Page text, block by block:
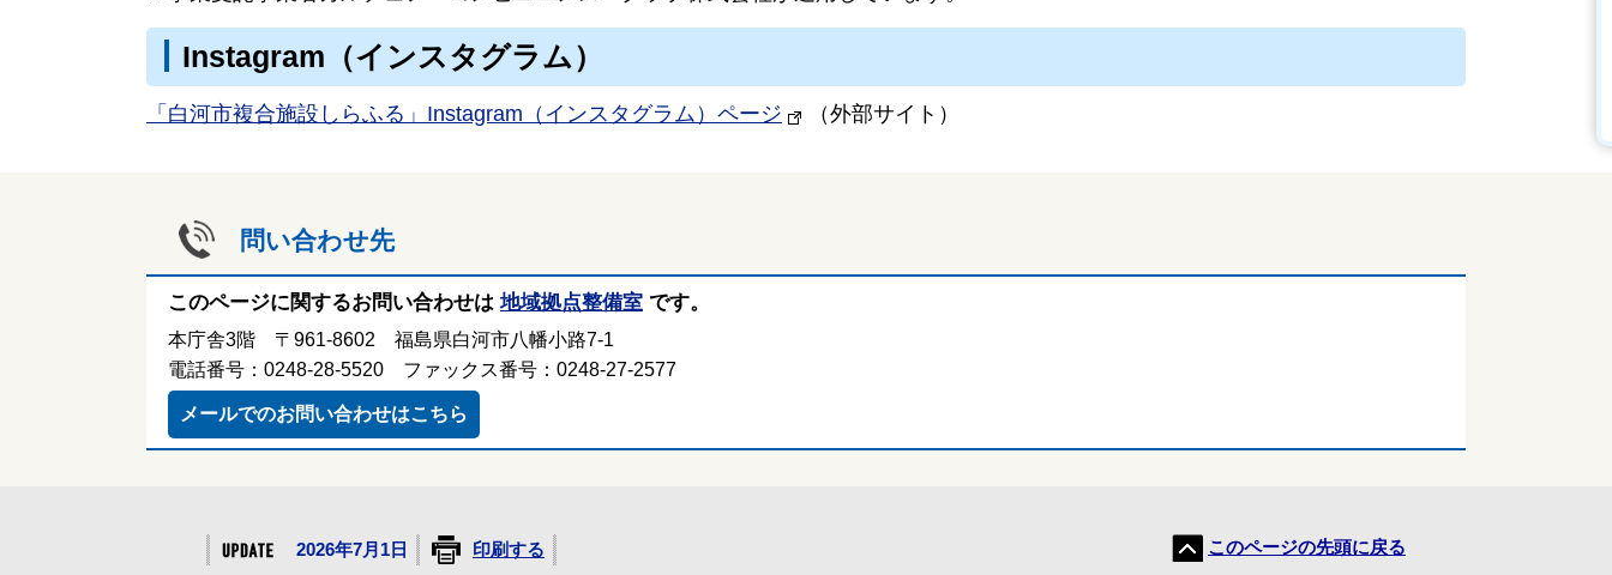
Instagram（インスタグラム）
「白河市複合施設しらふる」Instagram（インスタグラム）ページ （外部サイト）
問い合わせ先
このページに関するお問い合わせは 地域拠点整備室 です。
本庁舎3階 〒961-8602 福島県白河市八幡小路7-1
電話番号：0248-28-5520 ファックス番号：0248-27-2577
メールでのお問い合わせはこちら
2026年7月1日 印刷する このページの先頭に戻る